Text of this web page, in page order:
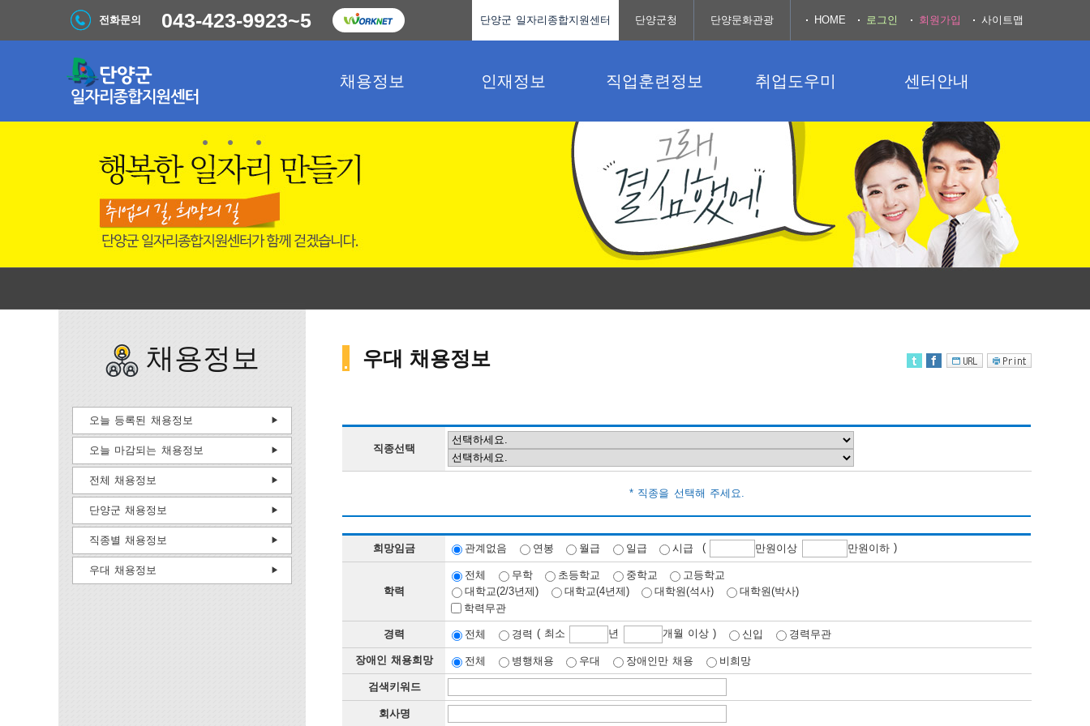
채용정보 인재정보 직업훈련정보 취업도우미 센터안내
전화문의 043-423-9923~5 단양군 일자리종합지원센터 단양군청 단양문화관광 HOME 로그인 회원가입 사이트맵
우대 채용정보
직종선택
* 직종을 선택해 주세요.
희망임금 관계없음 연봉 월급 일급 시급 ( 만원이상 만원이하 )
학력
전체 무학 초등학교 중학교
고등학교
대학교(2/3년제)
대학교(4년제) 대학원(석사)
대학원(박사)
학력무관
경력 전체 경력 ( 최소 년 개월 이상 ) 신입 경력무관
장애인 채용희망 전체 병행채용 우대 장애인만 채용 비희망
검색키워드
회사명
채용정보
오늘 등록된 채용정보
오늘 마감되는 채용정보
전체 채용정보
단양군 채용정보
직종별 채용정보
우대 채용정보